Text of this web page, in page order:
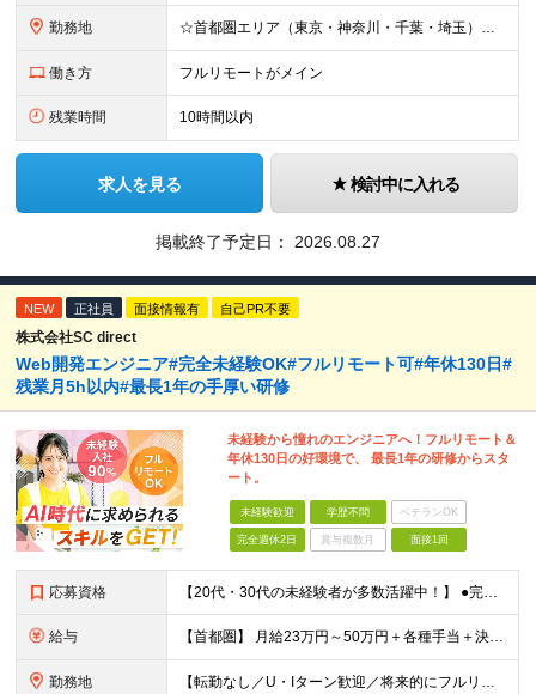
勤務地 ☆首都圏エリア（東京・神奈川・千葉・埼玉）・名古屋・大阪・福岡を中心とした全国各地のプロジェクト先に参画いただきます。 ※希望をヒアリングした上で決定します ☆全国各地からフルリモートOK 【本社】
働き方 フルリモートがメイン
残業時間 10時間以内
求人を見る 検討中に入れる
掲載終了予定日： 2026.08.27
NEW 正社員 面接情報有 自己PR不要
株式会社SC direct
Web開発エンジニア#完全未経験OK#フルリモート可#年休130日#
残業月5h以内#最長1年の手厚い研修
未経験から憧れのエンジニアへ！フルリモート＆
年休130日の好環境で、 最長1年の研修からスタ
ート。
未経験歓迎 学歴不問 ベテランOK
完全週休2日 賞与複数月 面接1回
応募資格 【20代・30代の未経験者が多数活躍中！】 ●完全未経験、第二新卒、既卒、フリーターの方大歓迎！ ●学歴・職歴・転職回数・ブランク一切不問 ※34歳までの方（若年層の長期キャリア形成を図るため） ★
給与 【首都圏】 月給23万円～50万円＋各種手当＋決算賞与 【大阪】 月給22万円～50万円＋各種手当＋決算賞与 【愛知】 月給21.5万円～50万円＋各種手当＋決算賞与 【福岡・宮城】 月給20万
勤務地 【転勤なし／U・Iターン歓迎／将来的にフルリモートOK】 本社（新宿区）、大阪支店、名古屋支店または東京都・神奈川県・千葉県・埼玉県・愛知県・大阪府・福岡県をはじめ、全国のプロジェクト先 ※ご希望を